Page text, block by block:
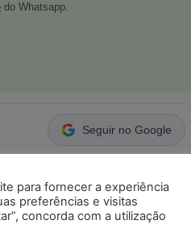
do Whatsapp.
Seguir no Google
Pinterest
para fornecer a experiência
preferências e visitas
concorda com a utilização